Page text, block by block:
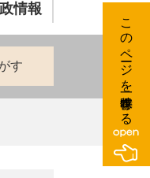
情報
す このページを一時保存する